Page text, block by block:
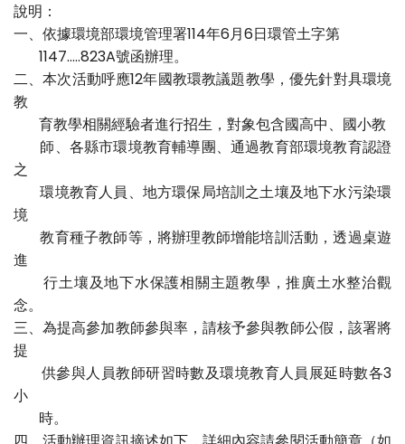
說明：
一、依據環境部環境管理署114年6月6日環管土字第
1147.....823A號函辦理。
二、本次活動呼應12年國教環教議題教學，優先針對具環境
教
育教學相關經驗者進行招生，對象包含國高中、國小教
師、各縣市環境教育輔導團、通過教育部環境教育認證
之
環境教育人員、地方環保局培訓之土壤及地下水污染環
境
教育種子教師等，將辦理教師增能培訓活動，透過桌遊
進
行土壤及地下水保護相關主題教學，推廣土水整治觀
念。
三、為提高參加教師參與率，請核予參與教師公假，該署將
提
供參與人員教師研習時數及環境教育人員展延時數各3
小
時。